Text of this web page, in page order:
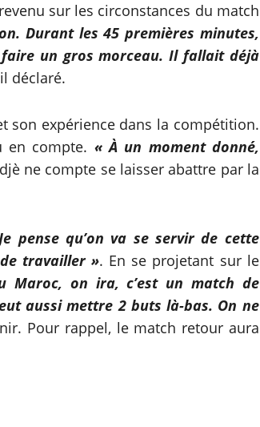
sur les circonstances du match
Durant les 45 premières minutes,
un gros morceau. Il fallait déjà
déclaré.
son expérience dans la compétition.
en compte. « À un moment donné,
ne compte se laisser abattre par la
pense qu’on va se servir de cette
travailler ». En se projetant sur le
Maroc, on ira, c’est un match de
aussi mettre 2 buts là-bas. On ne
Pour rappel, le match retour aura